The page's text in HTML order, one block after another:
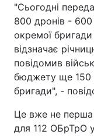
"Сьогодні
800 дронів -
окремої
відзначає
повідомив
бюджету ще 150
бригади", -
Це вже не
для 112 ОБрТрО